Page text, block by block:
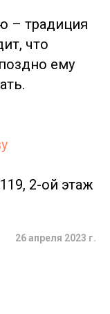
– традиция
что
ему
2-ой этаж
26 апреля 2023 г.